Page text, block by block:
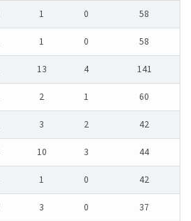
1 0
58
1 0
58
13 4
141
2 1
60
3 2
42
10 3
44
1 0
42
3 0
37